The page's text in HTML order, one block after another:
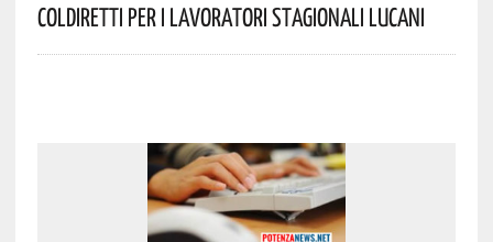
Coldiretti Per I Lavoratori Stagionali Lucani